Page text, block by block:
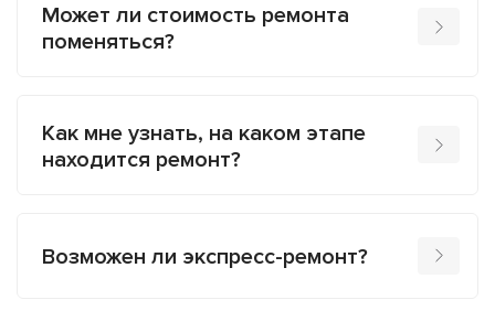
Может ли стоимость ремонта
поменяться?
Как мне узнать, на каком этапе
находится ремонт?
Возможен ли экспресс-ремонт?